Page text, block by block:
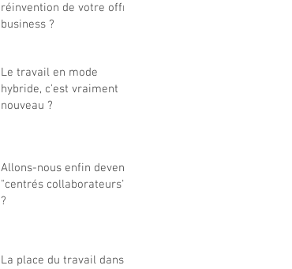
réinvention de votre offre
business ?
Le travail en mode
hybride, c'est vraiment
nouveau ?
Allons-nous enfin devenir
"centrés collaborateurs"
?
La place du travail dans